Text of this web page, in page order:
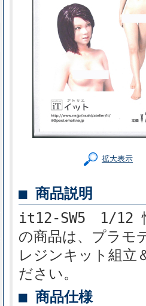
拡大表示
■ 商品説明
it12-SW5 1/12
の商品は、プラモ
レジンキット組立
ださい。
■ 商品仕様